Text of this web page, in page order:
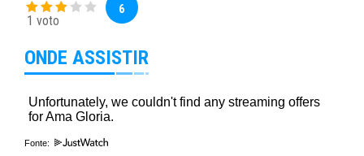
1 voto
6
ONDE ASSISTIR
Fonte: